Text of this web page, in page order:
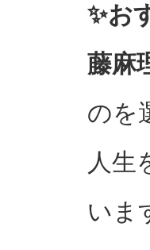
✨お
藤麻
のを
人生
いま